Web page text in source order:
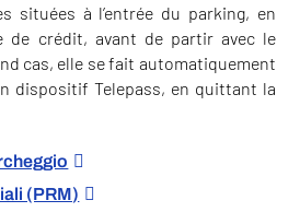
situées à l’entrée du parking, en
de crédit, avant de partir avec le
cas, elle se fait automatiquement
dispositif Telepass, en quittant la
(PRM)